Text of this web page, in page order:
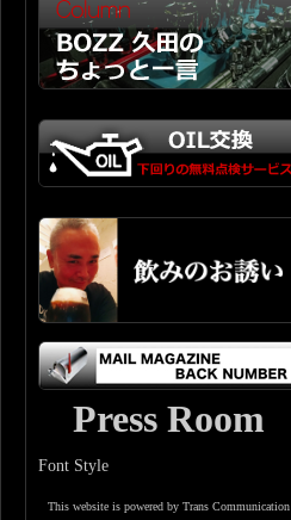
Press Room
Font Style
This website is powered by Trans Communication